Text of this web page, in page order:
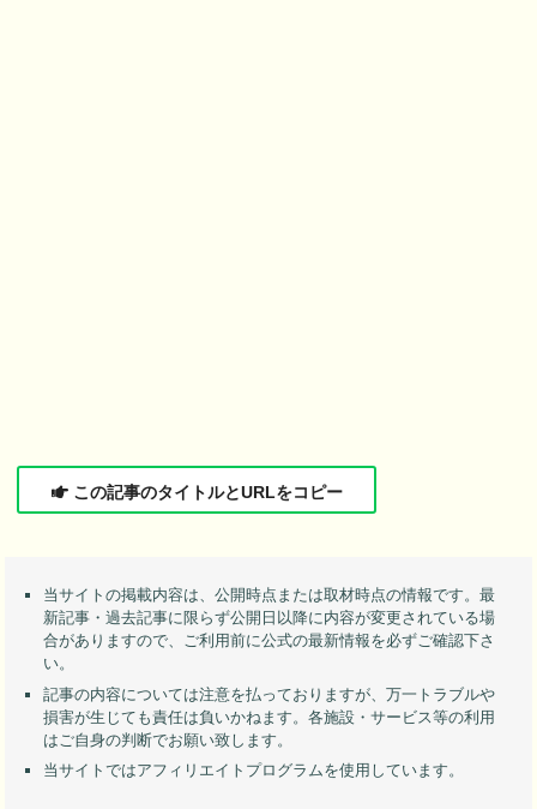
この記事のタイトルとURLをコピー
当サイトの掲載内容は、公開時点または取材時点の情報です。最
新記事・過去記事に限らず公開日以降に内容が変更されている場
合がありますので、ご利用前に公式の最新情報を必ずご確認下さ
い。
記事の内容については注意を払っておりますが、万一トラブルや
損害が生じても責任は負いかねます。各施設・サービス等の利用
はご自身の判断でお願い致します。
当サイトではアフィリエイトプログラムを使用しています。